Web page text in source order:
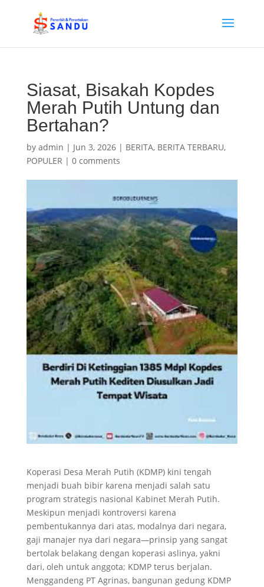
Siasat, Bisakah Kopdes
Merah Putih Untung dan
Bertahan?
by admin | Jun 3, 2026| BERITA, BERITA TERBARU,
POPULER | 0 comments
Koperasi Desa Merah Putih (KDMP) kini tengah
menjadi buah bibir karena menjadi salah satu
program strategis nasional Kabinet Merah Putih.
Meskipun menjadi kontroversi karena
pembentukannya dari atas, modalnya dari negara,
gaji manajer nya dari negara—prinsip yang sangat
bertolak belakang dengan koperasi aslinya, yakni
dari, oleh untuk anggota; KDMP terus berjalan.
Menggandeng PT Agrinas, bangunan gedung KDMP